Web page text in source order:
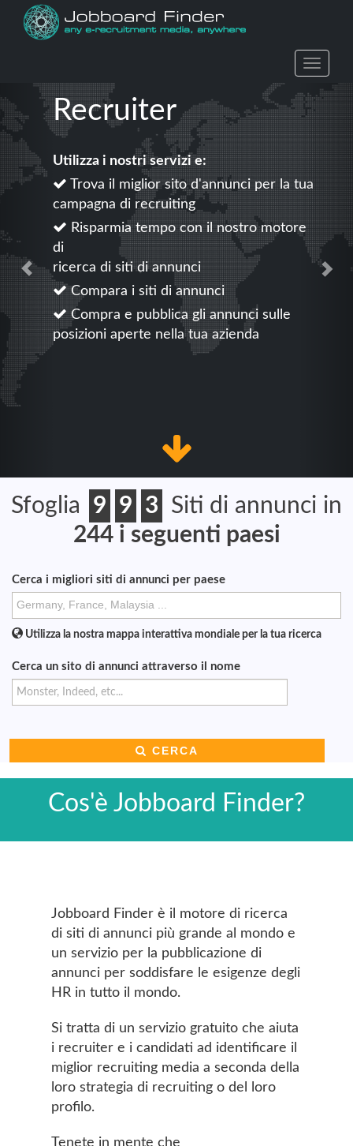
Action
Recruiter
Utilizza i nostri servizi e:
Trova il miglior sito d'annunci per la tua
campagna di recruiting
Risparmia tempo con il nostro motore
di
ricerca di siti di annunci
Compara i siti di annunci
Compra e pubblica gli annunci sulle
posizioni aperte nella tua azienda
Sfoglia 9 9 3 Siti di annunci in
244i seguenti paesi
Cerca i migliori siti di annunci per paese
Utilizza la nostra mappa interattiva mondiale per la tua ricerca
Cerca un sito di annunci attraverso il nome
CERCA
Cos'è Jobboard Finder?
Jobboard Finder è il motore di ricerca
di siti di annunci più grande al mondo e
un servizio per la pubblicazione di
annunci per soddisfare le esigenze degli
HR in tutto il mondo.
Si tratta di un servizio gratuito che aiuta
i recruiter e i candidati ad identificare il
miglior recruiting media a seconda della
loro strategia di recruiting o del loro
profilo.
Tenete in mente che